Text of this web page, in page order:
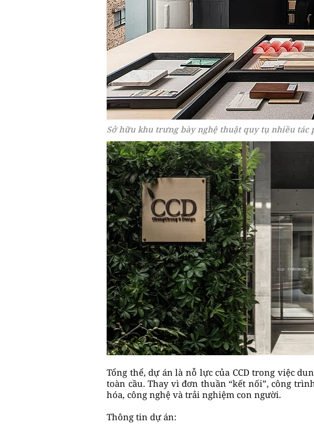
Sở hữu khu trưng bày nghệ thuật quy tụ nhiều tác
Tổng thể, dự án là nỗ lực của CCD trong việc
toàn cầu. Thay vì đơn thuần “kết nối”, công
hóa, công nghệ và trải nghiệm con người.
Thông tin dự án: